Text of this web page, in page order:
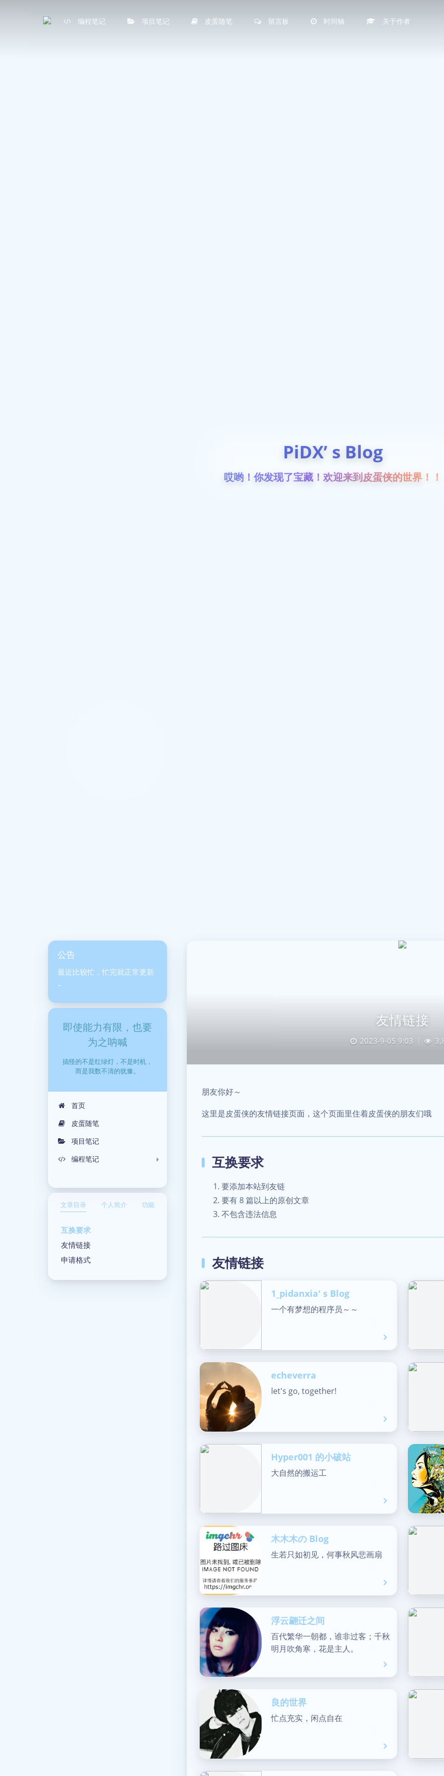
编程笔记 项目笔记 皮蛋随笔 留言板 时间轴 关于作者
PiDX’ s Blog
哎哟！你发现了宝藏！欢迎来到皮蛋侠的世界！！
公告
最近比较忙，忙完就正常更新
~
即使能力有限，也要
为之呐喊
搞怪的不是红绿灯，不是时机，
而是我数不清的犹豫。
首页
皮蛋随笔
项目笔记
编程笔记
文章目录 个人简介 功能
互换要求
友情链接
申请格式
友情链接
2023-9-05 9:03
朋友你好～
这里是皮蛋侠的友情链接页面，这个页面里住着皮蛋侠的朋友们哦
互换要求
要添加本站到友链
要有 8 篇以上的原创文章
不包含违法信息
友情链接
1_pidanxia' s Blog
一个有梦想的程序员～～
echeverra
let's go, together!
Hyper001 的小破站
大自然的搬运工
木木木の Blog
生若只如初见，何事秋风悲画扇
浮云翩迁之间
百代繁华一朝都，谁非过客；千秋
明月吹角寒，花是主人。
良的世界
忙点充实，闲点自在